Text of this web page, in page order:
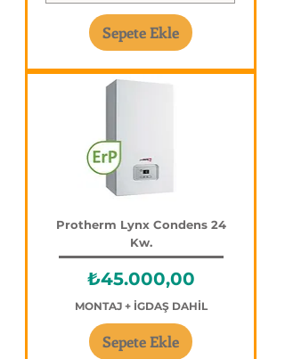
Sepete Ekle
Protherm Lynx Condens 24
Kw.
Fiyat
₺45.000,00
MONTAJ + İGDAŞ DAHİL
Sepete Ekle